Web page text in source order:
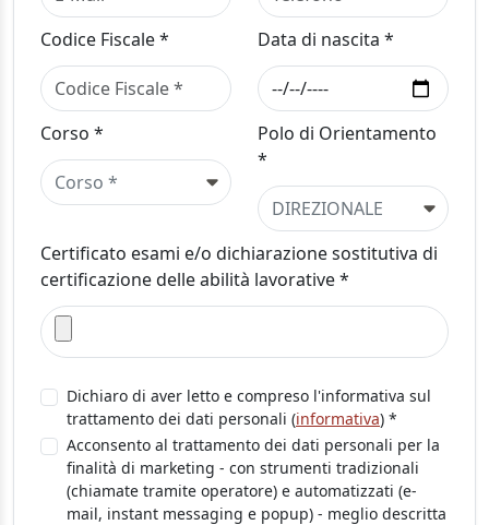
Codice Fiscale * Data di nascita *
Corso *
Polo di Orientamento
*
Certificato esami e/o dichiarazione sostitutiva di
certificazione delle abilità lavorative *
Dichiaro di aver letto e compreso l'informativa sul
trattamento dei dati personali (informativa) *
Acconsento al trattamento dei dati personali per la
finalità di marketing - con strumenti tradizionali
(chiamate tramite operatore) e automatizzati (e-
mail, instant messaging e popup) - meglio descritta